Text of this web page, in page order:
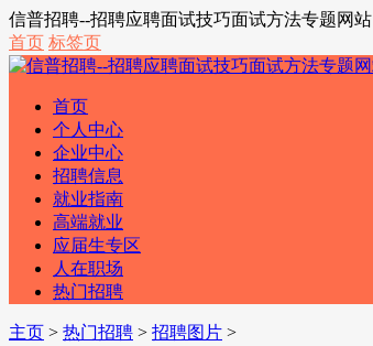
信普招聘--招聘应聘面试技巧面试方法专题网站
首页 标签页
首页
个人中心
企业中心
招聘信息
就业指南
高端就业
应届生专区
人在职场
热门招聘
主页 > 热门招聘 > 招聘图片 >